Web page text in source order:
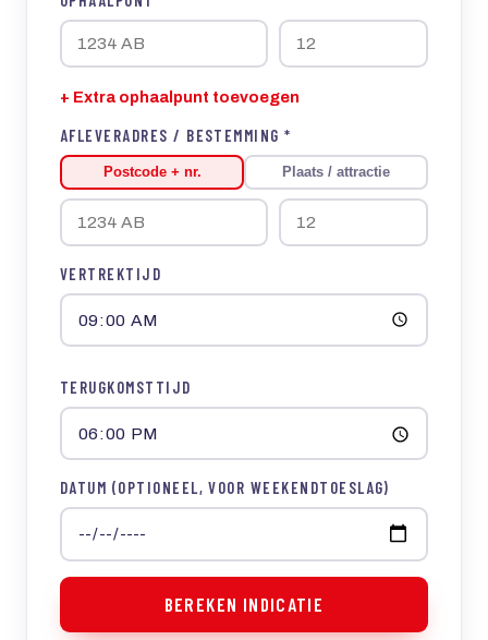
+ Extra ophaalpunt toevoegen
AFLEVERADRES / BESTEMMING *
Postcode + nr. Plaats / attractie
VERTREKTIJD
TERUGKOMSTTIJD
DATUM (OPTIONEEL, VOOR WEEKENDTOESLAG)
BEREKEN INDICATIE